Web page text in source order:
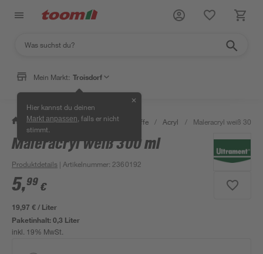
Mein Markt: Troisdorf
Hier kannst du deinen
Markt anpassen , falls er nicht
stimmt.
✕
/ Bauen & Renovieren / Dichtstoffe / Acryl / Maleracryl weiß 300
Maleracryl weiß 300 ml
Produktdetails | Artikelnummer: 2360192
5,99 €
19,97 € / Liter
Paketinhalt:0,3 Liter
inkl. 19% MwSt.